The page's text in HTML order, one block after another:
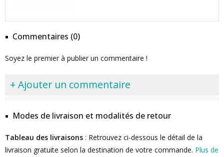
Commentaires (0)
Soyez le premier à publier un commentaire !
+ Ajouter un commentaire
Modes de livraison et modalités de retour
Tableau des livraisons : Retrouvez ci-dessous le détail de la
livraison gratuite selon la destination de votre commande. Plus de